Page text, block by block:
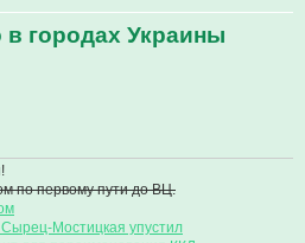
городах Украины
по первому пути до ВЦ.
Мостицкая упустил